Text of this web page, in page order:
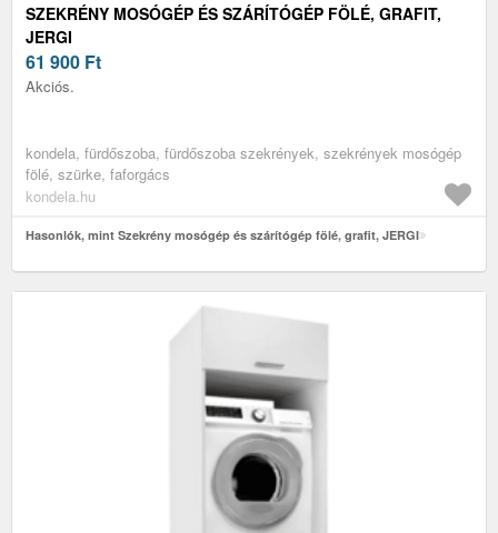
SZEKRÉNY MOSÓGÉP ÉS SZÁRÍTÓGÉP FÖLÉ, GRAFIT,
JERGI
61 900 Ft
Akciós.
kondela, fürdőszoba, fürdőszoba szekrények, szekrények mosógép
fölé, szürke, faforgács
kondela.hu
Hasonlók, mint Szekrény mosógép és szárítógép fölé, grafit, JERGI